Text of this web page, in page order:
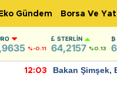
Eko Gündem Borsa Ve
%-0.11
STERLIN
64,2157 %0.13
12:03
Bakan Şimşek,